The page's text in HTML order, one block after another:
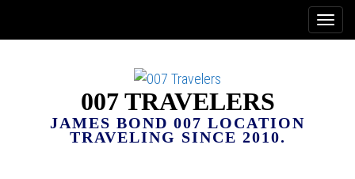
007 TRAVELERS
JAMES BOND 007 LOCATION
TRAVELING SINCE 2010.